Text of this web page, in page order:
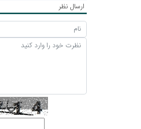
ارسال نظر